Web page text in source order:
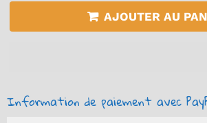
AJOUTER AU
Information de paiement avec